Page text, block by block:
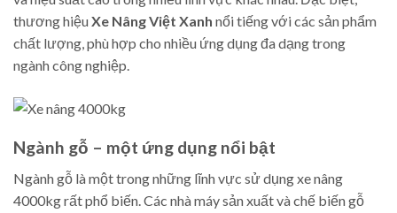
thương hiệuXe Nâng Việt Xanh nổi tiếng với các sản phẩm
chất lượng, phù hợp cho nhiều ứng dụng đa dạng trong
ngành công nghiệp.
Ngành gỗ – một ứng dụng nổi bật
Ngành gỗ là một trong những lĩnh vực sử dụng xe nâng
4000kg rất phổ biến. Các nhà máy sản xuất và chế biến gỗ